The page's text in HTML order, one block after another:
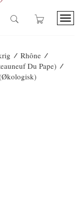
T
/ Rhône /
Du Pape) /